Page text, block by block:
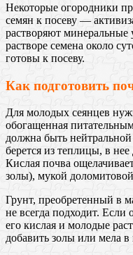
Некоторые огородники
семян к посеву —
растворяют
растворе семена около
готовы к посеву.
Как подготовить
Для молодых сеянцев
обогащенная
должна быть
берется из теплицы, в
Кислая почва
золы), мукой
Грунт, преобретенный в
не всегда подходит. Если
его кислая и молодые
добавить золы или мела в